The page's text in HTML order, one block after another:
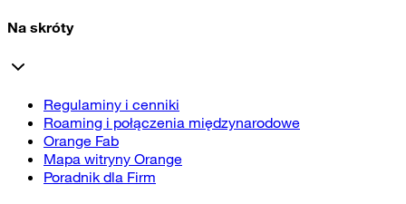
Na skróty
Regulaminy i cenniki
Roaming i połączenia międzynarodowe
Orange Fab
Mapa witryny Orange
Poradnik dla Firm